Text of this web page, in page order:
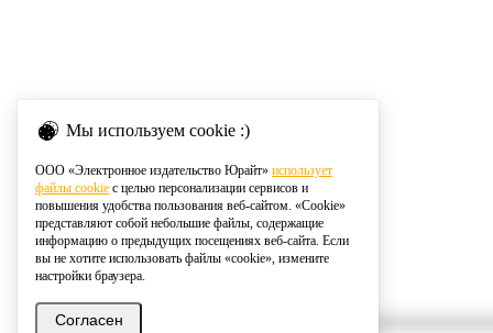
Мы используем cookie :)
ООО «Электронное издательство Юрайт» использует
файлы cookie с целью персонализации сервисов и
повышения удобства пользования веб-сайтом. «Cookie»
представляют собой небольшие файлы, содержащие
информацию о предыдущих посещениях веб-сайта. Если
вы не хотите использовать файлы «cookie», измените
настройки браузера.
Согласен